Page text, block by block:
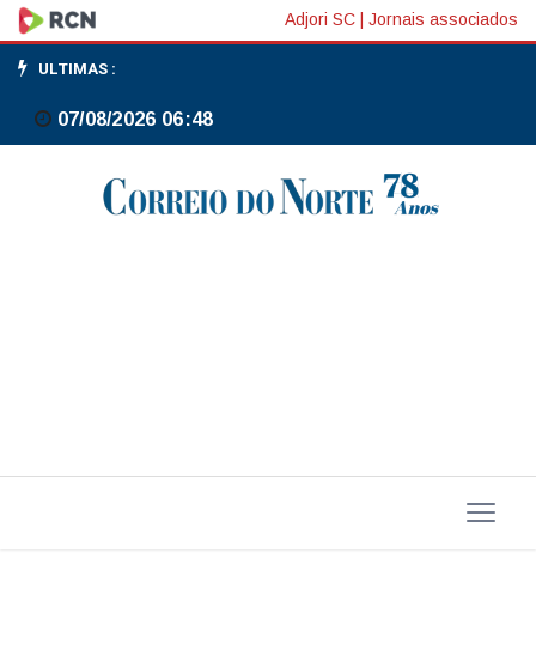
Incêndio
destrói
quarto
madeira
Três
Adjori SC Jornais associados
ULTIMAS :
07/08/2026 06:48